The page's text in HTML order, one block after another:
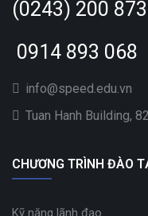
(0243) 200
0914 893 068
info@speed.edu.vn
Tuan Hanh Building,
CHƯƠNG TRÌNH ĐÀO
Kỹ năng lãnh đạo